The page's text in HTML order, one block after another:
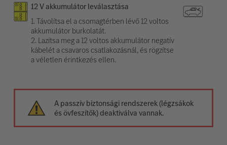
12 V akkumulátor leválasztása
1. Távolítsa el a csomagtérben lévő 12 voltos
akkumulátor burkolatát.
2. Lazítsa meg a 12 voltos akkumulátor negatív
kábelét a csavaros csatlakozásnál, és rögzítse
a véletlen érintkezés ellen.
A passzív biztonsági rendszerek (légzsákok
és övfeszítők) deaktiválva vannak.